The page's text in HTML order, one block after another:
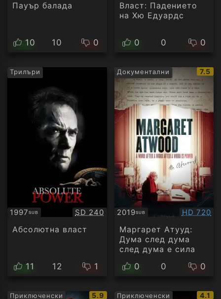
Пауър балада
10 10 0
Власт: Падението
на Хю Едуардс
0 0 0
Трилъри
1997SUB
Субтитри Качество:
SD 240
Абсолютна власт
11 12 1
Документални
IMDb
7.5
2019SUB
Субтитри HD 720
Маргарет Атууд:
Дума след дума
след дума е сила
0
0 0
Приключенски
IMDb
5.9 Приключенски
IMDb
4.1